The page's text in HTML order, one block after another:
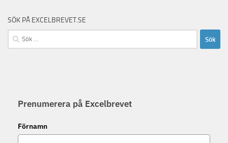
SÖK PÅ EXCELBREVET.SE
Sök
efter:
Prenumerera på Excelbrevet
Förnamn